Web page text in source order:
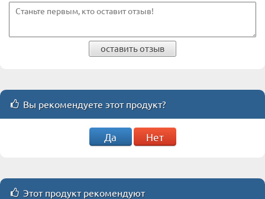
оставить отзыв
Вы рекомендуете этот продукт?
Да Нет
Этот продукт рекомендуют